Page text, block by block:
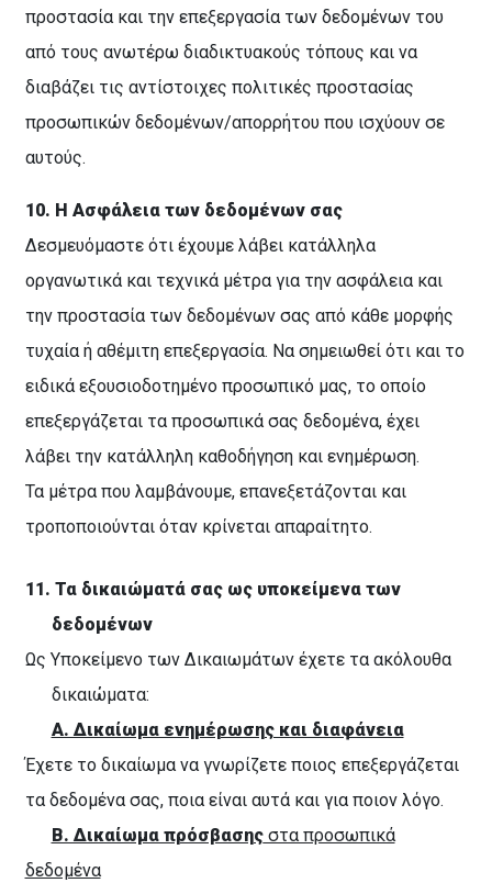
προστασία και την επεξεργασία των δεδομένων του
από τους ανωτέρω διαδικτυακούς τόπους και να
διαβάζει τις αντίστοιχες πολιτικές προστασίας
προσωπικών δεδομένων/απορρήτου που ισχύουν σε
αυτούς.
10. Η Ασφάλεια των δεδομένων σας
Δεσμευόμαστε ότι έχουμε λάβει κατάλληλα
οργανωτικά και τεχνικά μέτρα για την ασφάλεια και
την προστασία των δεδομένων σας από κάθε μορφής
τυχαία ή αθέμιτη επεξεργασία. Να σημειωθεί ότι και το
ειδικά εξουσιοδοτημένο προσωπικό μας, το οποίο
επεξεργάζεται τα προσωπικά σας δεδομένα, έχει
λάβει την κατάλληλη καθοδήγηση και ενημέρωση.
Τα μέτρα που λαμβάνουμε, επανεξετάζονται και
τροποποιούνται όταν κρίνεται απαραίτητο.
11. Τα δικαιώματά σας ως υποκείμενα των
δεδομένων
Ως Υποκείμενο των Δικαιωμάτων έχετε τα ακόλουθα
δικαιώματα:
Α. Δικαίωμα ενημέρωσης και διαφάνεια
Έχετε το δικαίωμα να γνωρίζετε ποιος επεξεργάζεται
τα δεδομένα σας, ποια είναι αυτά και για ποιον λόγο.
Β. Δικαίωμα πρόσβασηςστα προσωπικά
δεδομένα